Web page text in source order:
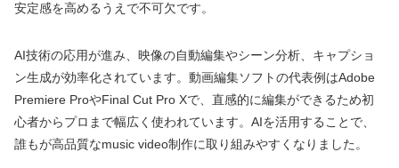
安定感を高めるうえで不可欠です。
AI技術の応用が進み、映像の自動編集やシーン分析、キャプショ
ン生成が効率化されています。動画編集ソフトの代表例はAdobe
Premiere ProやFinal Cut Pro Xで、直感的に編集ができるため初
心者からプロまで幅広く使われています。AIを活用することで、
誰もが高品質なmusic video制作に取り組みやすくなりました。